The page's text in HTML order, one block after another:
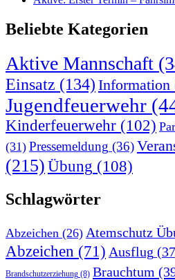
Beliebte Kategorien
Aktive Mannschaft
Einsatz (134) Information
Jugendfeuerwehr
Kinderfeuerwehr (102)
(31) Pressemeldung (36)
(215)Übung (108)
Schlagwörter
Abzeichen (26) Atemschutz
Abzeichen (71) Ausflug
Brandschutzerziehung (8) Brauchtum